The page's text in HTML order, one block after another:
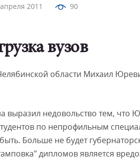
2011 90
вузов
области Михаил
выразил недовольство тем, что
по непрофильным
Больше не будет
дипломов является